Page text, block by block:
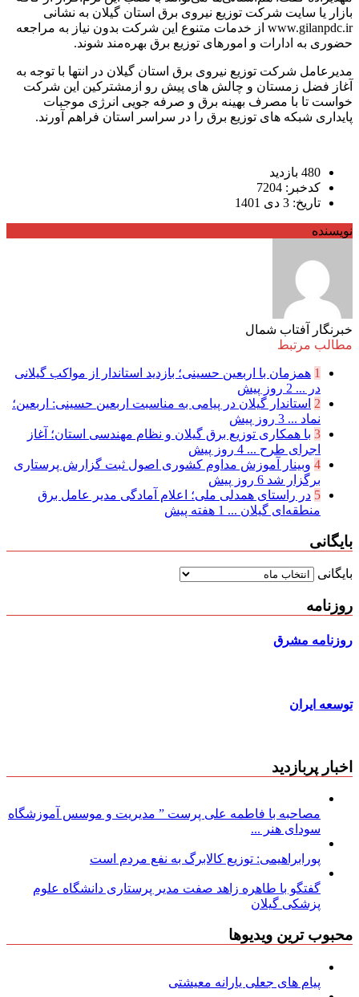
بازار یا سایت شرکت توزیع نیروی برق استان گیلان به نشانی
www.gilanpdc.ir از خدمات متنوع این شرکت بدون نیاز به مراجعه
حضوری به ادارات و امورهای توزیع برق بهره‌مند شوند.
مدیرعامل شرکت توزیع نیروی برق استان گیلان در انتها با توجه به
آغاز فضل زمستان و چالش های پیش رو ازمشترکین این شرکت
خواست تا با مصرف بهینه برق و صرفه جویی انرژی موجبات
پایداری شبکه های توزیع برق را در سراسر استان فراهم آورند.
480 بازدید
کدخبر: 7204
تاریخ: 3 دی 1401
نویسنده
خبرنگار آفتاب شمال
مطالب مرتبط
1 همزمان با اربعین حسینی؛ بازدید استاندار از مواکب گیلانی
در ... 2 روز پیش
2 استاندار گیلان در پیامی به مناسبت اربعین حسینی: اربعین؛
نماد ... 3 روز پیش
3 با همکاری توزیع برق گیلان و نظام مهندسی استان؛ آغاز
اجرای طرح ... 4 روز پیش
4 وبینار آموزش مداوم کشوری اصول ثبت گزارش پرستاری
برگزار شد 6 روز پیش
5 در راستای همدلی ملی؛ اعلام آمادگی مدیر عامل برق
منطقه‌ای گیلان ... 1 هفته پیش
بایگانی
بایگانی
روزنامه
روزنامه مشرق
توسعه ایران
اخبار پربازدید
مصاحبه با فاطمه علی پرست ” مدیریت و موسس آموزشگاه
سودای هنر ...
پورابراهیمی: توزیع کالابرگ به نفع مردم است
گفتگو با طاهره زاهد صفت مدیر پرستاری دانشگاه علوم
پزشکی گیلان
محبوب ترین ویدیوها
پیام های جعلی یارانه معیشتی